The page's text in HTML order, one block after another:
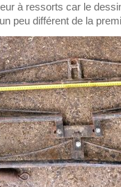
à ressorts car le
peu différent de la